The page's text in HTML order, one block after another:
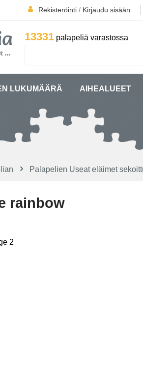
Rekisteröinti / Kirjaudu sisään
13331 palapeliä varastossa
LUKUMÄÄRÄ AIHEALUEET
Palapelien Useat eläimet
rainbow